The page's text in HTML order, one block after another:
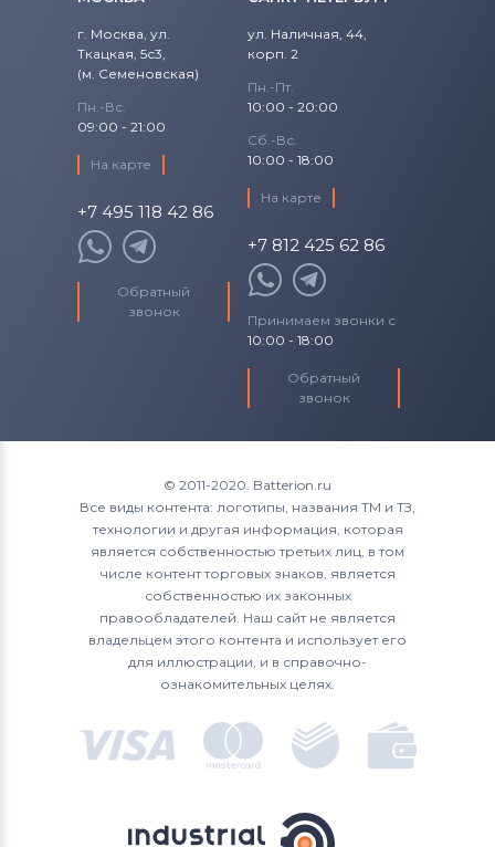
г. Москва, ул.
Ткацкая, 5с3,
(м. Семеновская)
Пн.-Вс.
09:00 - 21:00
На карте
+7 495 118 42 86
Обратный
звонок
ул. Наличная, 44,
корп. 2
Пн.-Пт.
10:00 - 20:00
Сб.-Вс.
10:00 - 18:00
На карте
+7 812 425 62 86
Принимаем звонки с
10:00 - 18:00
Обратный
звонок
© 2011-2020. Batterion.ru
Все виды контента: логотипы, названия ТМ и ТЗ,
технологии и другая информация, которая
является собственностью третьих лиц, в том
числе контент торговых знаков, является
собственностью их законных
правообладателей. Наш сайт не является
владельцем этого контента и использует его
для иллюстрации, и в справочно-
ознакомительных целях.